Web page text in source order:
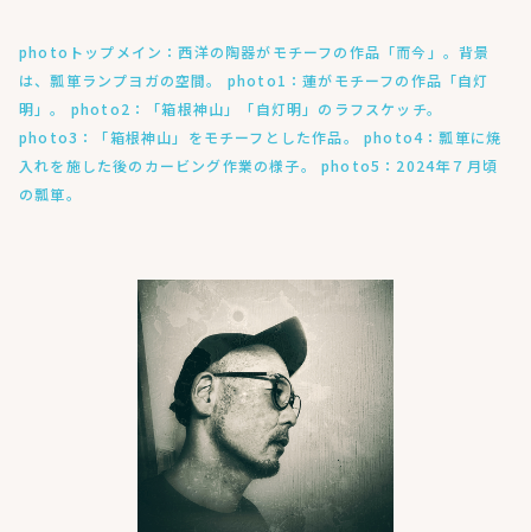
photoトップメイン：西洋の陶器がモチーフの作品「而今」。背景
は、瓢箪ランプヨガの空間。 photo1：蓮がモチーフの作品「自灯
明」。 photo2：「箱根神山」「自灯明」のラフスケッチ。
photo3：「箱根神山」をモチーフとした作品。 photo4：瓢箪に焼
入れを施した後のカービング作業の様子。 photo5：2024年７月頃
の瓢箪。